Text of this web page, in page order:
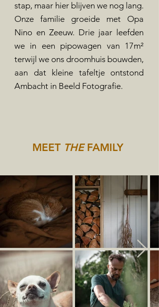
stap, maar hier blijven we nog lang.
Onze familie groeide met Opa
Nino en Zeeuw. Drie jaar leefden
we in een pipowagen van 17m²
terwijl we ons droomhuis bouwden,
aan dat kleine tafeltje ontstond
Ambacht in Beeld Fotografie.
MEET THEFAMILY